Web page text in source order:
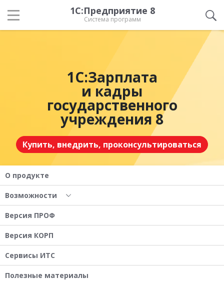
1С:Предприятие 8
Система программ
1С:Зарплата
и кадры
государственного
учреждения 8
Купить, внедрить, проконсультироваться
О продукте
Возможности
Версия ПРОФ
Версия КОРП
Сервисы ИТС
Полезные материалы